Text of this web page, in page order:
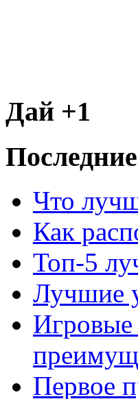
Дай +1
Что
Как
Топ-5
Лучшие
Игровые
Первое